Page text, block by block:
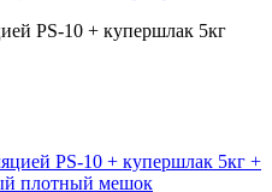
PS-10 + купершлак 5кг